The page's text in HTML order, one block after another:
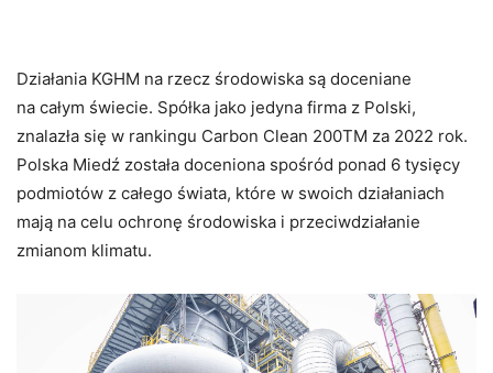
Działania KGHM na rzecz środowiska są doceniane
na całym świecie. Spółka jako jedyna firma z Polski,
znalazła się w rankingu Carbon Clean 200TM za 2022 rok.
Polska Miedź została doceniona spośród ponad 6 tysięcy
podmiotów z całego świata, które w swoich działaniach
mają na celu ochronę środowiska i przeciwdziałanie
zmianom klimatu.